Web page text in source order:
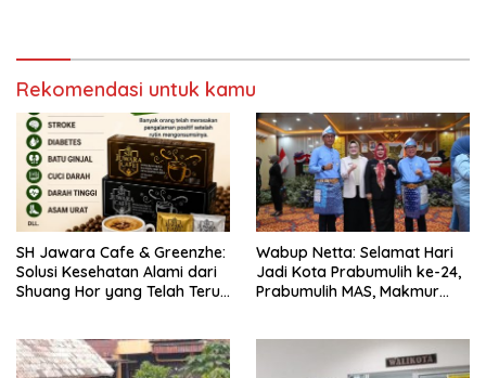
Rekomendasi untuk kamu
SH Jawara Cafe & Greenzhe:
Solusi Kesehatan Alami dari
Shuang Hor yang Telah Teruji
Wabup Netta: Selamat Hari
Jadi Kota Prabumulih ke-24,
Prabumulih MAS, Makmur